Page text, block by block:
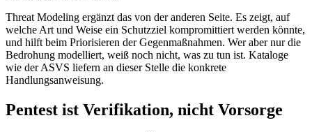
Threat Modeling ergänzt das von der anderen Seite. Es zeigt, auf
welche Art und Weise ein Schutzziel kompromittiert werden könnte,
und hilft beim Priorisieren der Gegenmaßnahmen. Wer aber nur die
Bedrohung modelliert, weiß noch nicht, was zu tun ist. Kataloge
wie der ASVS liefern an dieser Stelle die konkrete
Handlungsanweisung.
Pentest ist Verifikation, nicht Vorsorge